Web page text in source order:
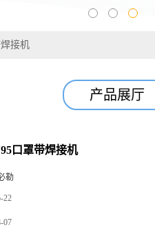
接机
产品展厅
口罩带焊接机
勒
22
07